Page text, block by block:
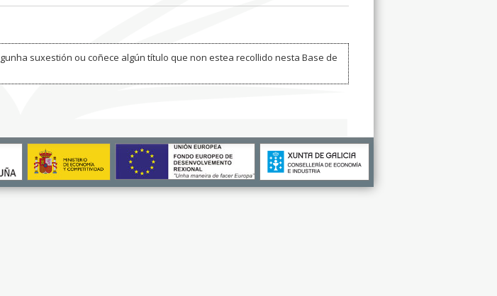
suxestión ou coñece algún título que non estea recollido nesta Base de